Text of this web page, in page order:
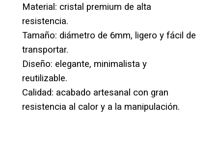
Material: cristal premium de alta
resistencia.
Tamaño: diámetro de 6mm, ligero y fácil de
transportar.
Diseño: elegante, minimalista y
reutilizable.
Calidad: acabado artesanal con gran
resistencia al calor y a la manipulación.